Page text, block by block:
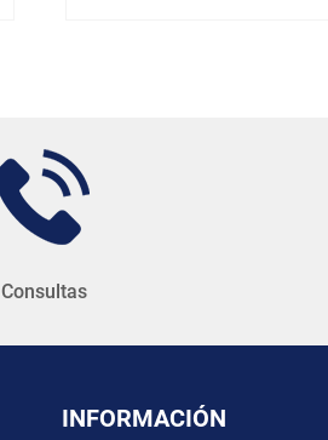
Consultas
INFORMACIÓN